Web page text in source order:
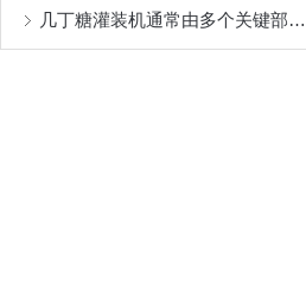
几丁糖灌装机通常由多个关键部件组成